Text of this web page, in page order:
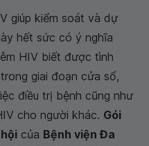
giúp kiểm soát và dự
hết sức có ý nghĩa
HIV biết được tình
giai đoạn cửa sổ,
điều trị bệnh cũng như
cho người khác. Gói
của Bệnh viện Đa